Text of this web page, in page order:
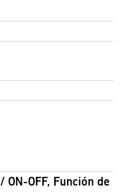
OFF, Función de